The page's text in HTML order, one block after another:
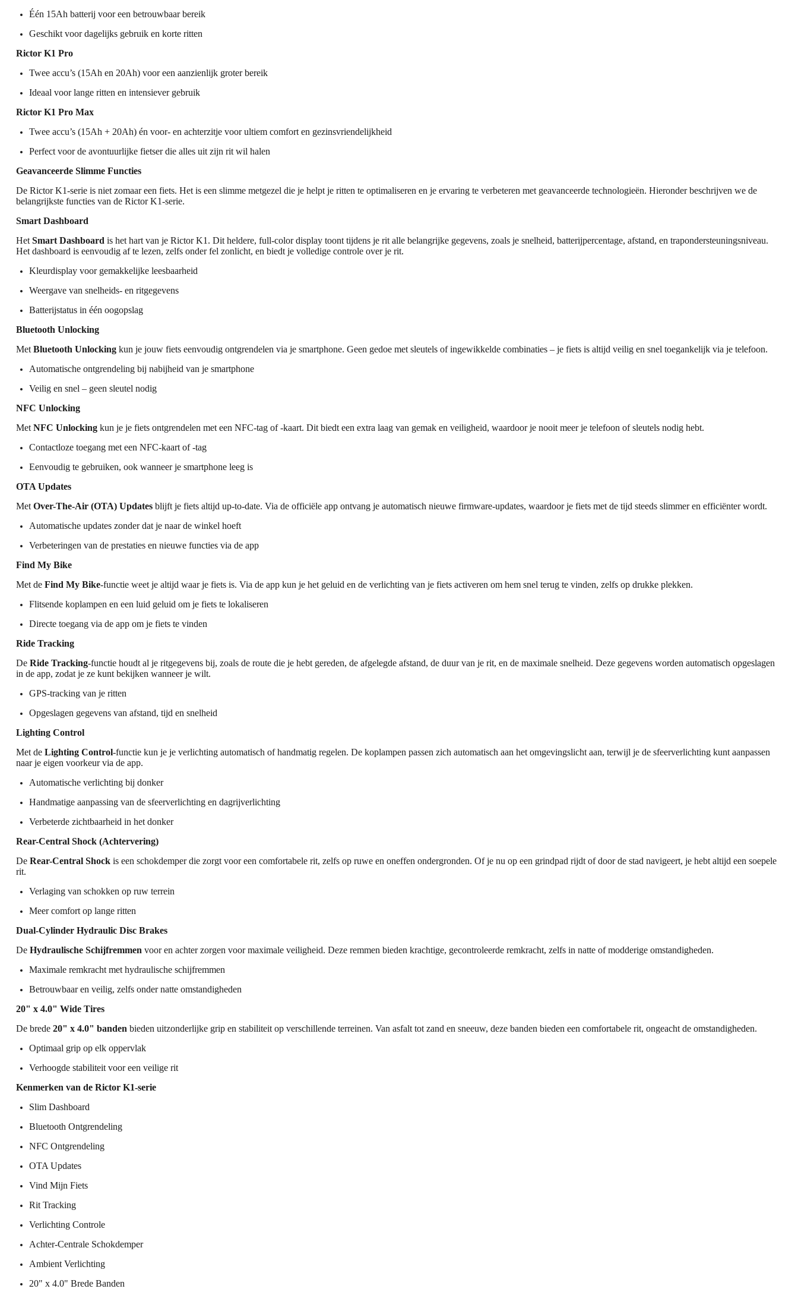
Één 15Ah batterij voor een betrouwbaar bereik
Geschikt voor dagelijks gebruik en korte ritten
Rictor K1 Pro
Twee accu’s (15Ah en 20Ah) voor een aanzienlijk groter bereik
Ideaal voor lange ritten en intensiever gebruik
Rictor K1 Pro Max
Twee accu’s (15Ah + 20Ah) én voor- en achterzitje voor ultiem comfort en gezinsvriendelijkheid
Perfect voor de avontuurlijke fietser die alles uit zijn rit wil halen
Geavanceerde Slimme Functies
De Rictor K1-serie is niet zomaar een fiets. Het is een slimme metgezel die je helpt je ritten te optimaliseren en je ervaring te verbeteren met geavanceerde technologieën. Hieronder beschrijven we de
belangrijkste functies van de Rictor K1-serie.
Smart Dashboard
Het Smart Dashboard is het hart van je Rictor K1. Dit heldere, full-color display toont tijdens je rit alle belangrijke gegevens, zoals je snelheid, batterijpercentage, afstand, en trapondersteuningsniveau.
Het dashboard is eenvoudig af te lezen, zelfs onder fel zonlicht, en biedt je volledige controle over je rit.
Kleurdisplay voor gemakkelijke leesbaarheid
Weergave van snelheids- en ritgegevens
Batterijstatus in één oogopslag
Bluetooth Unlocking
Met Bluetooth Unlocking kun je jouw fiets eenvoudig ontgrendelen via je smartphone. Geen gedoe met sleutels of ingewikkelde combinaties – je fiets is altijd veilig en snel toegankelijk via je telefoon.
Automatische ontgrendeling bij nabijheid van je smartphone
Veilig en snel – geen sleutel nodig
NFC Unlocking
Met NFC Unlocking kun je je fiets ontgrendelen met een NFC-tag of -kaart. Dit biedt een extra laag van gemak en veiligheid, waardoor je nooit meer je telefoon of sleutels nodig hebt.
Contactloze toegang met een NFC-kaart of -tag
Eenvoudig te gebruiken, ook wanneer je smartphone leeg is
OTA Updates
Met Over-The-Air (OTA) Updates blijft je fiets altijd up-to-date. Via de officiële app ontvang je automatisch nieuwe firmware-updates, waardoor je fiets met de tijd steeds slimmer en efficiënter wordt.
Automatische updates zonder dat je naar de winkel hoeft
Verbeteringen van de prestaties en nieuwe functies via de app
Find My Bike
Met de Find My Bike-functie weet je altijd waar je fiets is. Via de app kun je het geluid en de verlichting van je fiets activeren om hem snel terug te vinden, zelfs op drukke plekken.
Flitsende koplampen en een luid geluid om je fiets te lokaliseren
Directe toegang via de app om je fiets te vinden
Ride Tracking
De Ride Tracking-functie houdt al je ritgegevens bij, zoals de route die je hebt gereden, de afgelegde afstand, de duur van je rit, en de maximale snelheid. Deze gegevens worden automatisch opgeslagen
in de app, zodat je ze kunt bekijken wanneer je wilt.
GPS-tracking van je ritten
Opgeslagen gegevens van afstand, tijd en snelheid
Lighting Control
Met de Lighting Control-functie kun je je verlichting automatisch of handmatig regelen. De koplampen passen zich automatisch aan het omgevingslicht aan, terwijl je de sfeerverlichting kunt aanpassen
naar je eigen voorkeur via de app.
Automatische verlichting bij donker
Handmatige aanpassing van de sfeerverlichting en dagrijverlichting
Verbeterde zichtbaarheid in het donker
Rear-Central Shock (Achtervering)
De Rear-Central Shock is een schokdemper die zorgt voor een comfortabele rit, zelfs op ruwe en oneffen ondergronden. Of je nu op een grindpad rijdt of door de stad navigeert, je hebt altijd een soepele
rit.
Verlaging van schokken op ruw terrein
Meer comfort op lange ritten
Dual-Cylinder Hydraulic Disc Brakes
De Hydraulische Schijfremmen voor en achter zorgen voor maximale veiligheid. Deze remmen bieden krachtige, gecontroleerde remkracht, zelfs in natte of modderige omstandigheden.
Maximale remkracht met hydraulische schijfremmen
Betrouwbaar en veilig, zelfs onder natte omstandigheden
20" x 4.0" Wide Tires
De brede 20" x 4.0" banden bieden uitzonderlijke grip en stabiliteit op verschillende terreinen. Van asfalt tot zand en sneeuw, deze banden bieden een comfortabele rit, ongeacht de omstandigheden.
Optimaal grip op elk oppervlak
Verhoogde stabiliteit voor een veilige rit
Kenmerken van de Rictor K1-serie
Slim Dashboard
Bluetooth Ontgrendeling
NFC Ontgrendeling
OTA Updates
Vind Mijn Fiets
Rit Tracking
Verlichting Controle
Achter-Centrale Schokdemper
Ambient Verlichting
20" x 4.0" Brede Banden